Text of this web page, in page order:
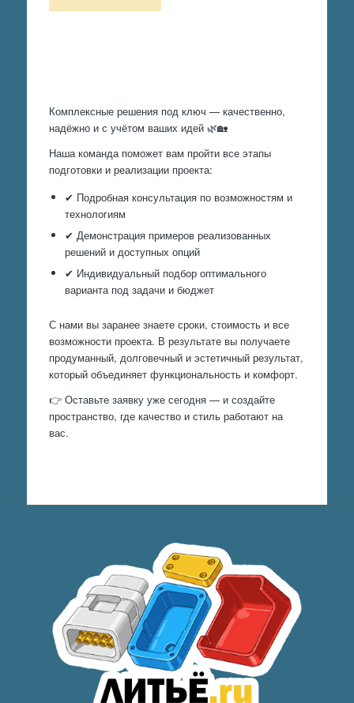
Комплексные решения под ключ — качественно,
надёжно и с учётом ваших идей 🌿🏡
Наша команда поможет вам пройти все этапы
подготовки и реализации проекта:
✔ Подробная консультация по возможностям и
технологиям
✔ Демонстрация примеров реализованных
решений и доступных опций
✔ Индивидуальный подбор оптимального
варианта под задачи и бюджет
С нами вы заранее знаете сроки, стоимость и все
возможности проекта. В результате вы получаете
продуманный, долговечный и эстетичный результат,
который объединяет функциональность и комфорт.
👉 Оставьте заявку уже сегодня — и создайте
пространство, где качество и стиль работают на
вас.